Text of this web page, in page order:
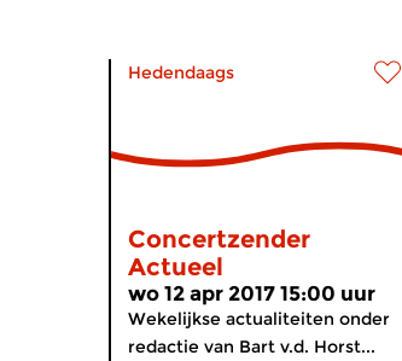
Hedendaags
Concertzender
Actueel
wo 12 apr 2017 15:00 uur
Wekelijkse actualiteiten onder
redactie van Bart v.d. Horst...